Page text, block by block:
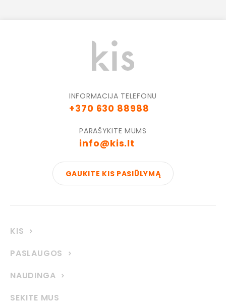
INFORMACIJA TELEFONU
+370 630 88988
PARAŠYKITE MUMS
info@kis.lt
GAUKITE KIS PASIŪLYMĄ
KIS
PASLAUGOS
NAUDINGA
SEKITE MUS